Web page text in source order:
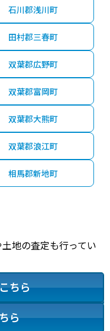
石川郡浅川町
田村郡三春町
双葉郡広野町
双葉郡富岡町
双葉郡大熊町
双葉郡浪江町
相馬郡新地町
地の査定も行ってい
ちら
ら